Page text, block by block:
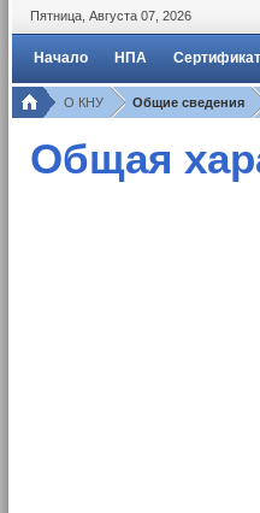
Пятница Августа 07 2026
Начало НПА
О КНУ Общие сведения
Общая